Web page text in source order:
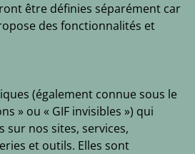
être définies séparément car
des fonctionnalités et
(également connue sous le
» ou « GIF invisibles ») qui
sur nos sites, services,
et outils. Elles sont